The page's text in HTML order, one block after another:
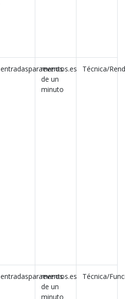
entradasparaeventos.es
menos
de un
minuto
Técnica/
entradasparaeventos.es
menos
de un
minuto
Técnica/